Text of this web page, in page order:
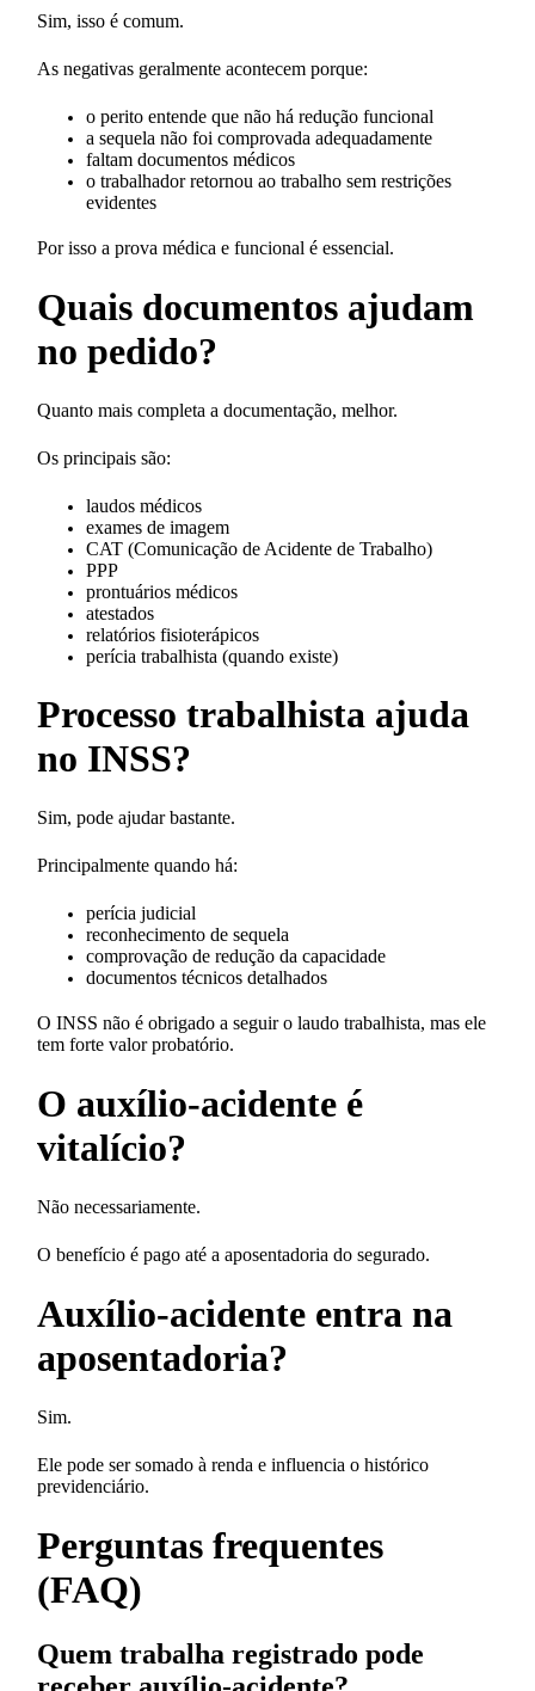
Sim, isso é comum.
As negativas geralmente acontecem porque:
o perito entende que não há redução funcional
a sequela não foi comprovada adequadamente
faltam documentos médicos
o trabalhador retornou ao trabalho sem restrições
evidentes
Por isso a prova médica e funcional é essencial.
Quais documentos ajudam
no pedido?
Quanto mais completa a documentação, melhor.
Os principais são:
laudos médicos
exames de imagem
CAT (Comunicação de Acidente de Trabalho)
PPP
prontuários médicos
atestados
relatórios fisioterápicos
perícia trabalhista (quando existe)
Processo trabalhista ajuda
no INSS?
Sim, pode ajudar bastante.
Principalmente quando há:
perícia judicial
reconhecimento de sequela
comprovação de redução da capacidade
documentos técnicos detalhados
O INSS não é obrigado a seguir o laudo trabalhista, mas ele
tem forte valor probatório.
O auxílio-acidente é
vitalício?
Não necessariamente.
O benefício é pago até a aposentadoria do segurado.
Auxílio-acidente entra na
aposentadoria?
Sim.
Ele pode ser somado à renda e influencia o histórico
previdenciário.
Perguntas frequentes
(FAQ)
Quem trabalha registrado pode